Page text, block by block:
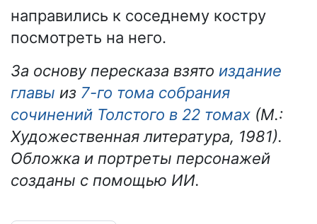
направились к соседнему костру
посмотреть на него.
За основу пересказа взято издание
главы из 7-го тома собрания
сочинений Толстого в 22 томах (М.:
Художественная литература, 1981).
Обложка и портреты персонажей
созданы с помощью ИИ.